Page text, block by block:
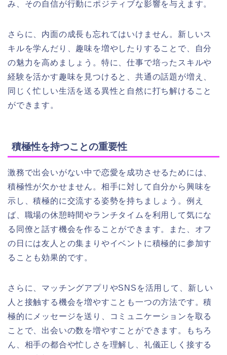
み、その自信が行動にポジティブな影響を与えます。
さらに、内面の成長も忘れてはいけません。新しいス
キルを学んだり、趣味を増やしたりすることで、自分
の魅力を高めましょう。特に、仕事で培ったスキルや
経験を活かす趣味を見つけると、共通の話題が増え、
同じく忙しい生活を送る異性と自然に打ち解けること
ができます。
積極性を持つことの重要性
激務で出会いがない中で恋愛を成功させるためには、
積極性が欠かせません。相手に対して自分から興味を
示し、積極的に交流する姿勢を持ちましょう。例え
ば、職場の休憩時間やランチタイムを利用して気にな
る同僚と話す機会を作ることができます。また、オフ
の日には友人との集まりやイベントに積極的に参加す
ることも効果的です。
さらに、マッチングアプリやSNSを活用して、新しい
人と接触する機会を増やすことも一つの方法です。積
極的にメッセージを送り、コミュニケーションを取る
ことで、出会いの数を増やすことができます。もちろ
ん、相手の都合や忙しさを理解し、礼儀正しく接する